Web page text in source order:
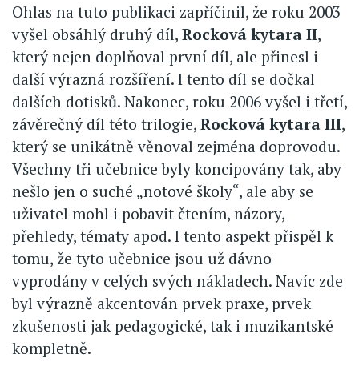
Ohlas na tuto publikaci zapříčinil, že roku 2003
vyšel obsáhlý druhý díl, Rocková kytara II,
který nejen doplňoval první díl, ale přinesl i
další výrazná rozšíření. I tento díl se dočkal
dalších dotisků. Nakonec, roku 2006 vyšel i třetí,
závěrečný díl této trilogie, Rocková kytara III,
který se unikátně věnoval zejména doprovodu.
Všechny tři učebnice byly koncipovány tak, aby
nešlo jen o suché „notové školy“, ale aby se
uživatel mohl i pobavit čtením, názory,
přehledy, tématy apod. I tento aspekt přispěl k
tomu, že tyto učebnice jsou už dávno
vyprodány v celých svých nákladech. Navíc zde
byl výrazně akcentován prvek praxe, prvek
zkušenosti jak pedagogické, tak i muzikantské
kompletně.